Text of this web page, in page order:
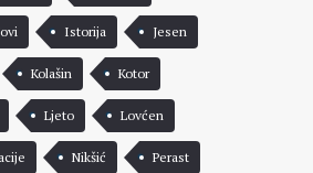
Istorija Jesen
Kolašin Kotor
Ljeto Lovćen
Nikšić Perast